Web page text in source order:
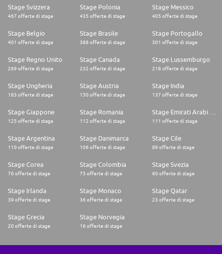
Stage Svizzera
467 offerte di stage
Stage Polonia
435 offerte di stage
Stage Messico
405 offerte di stage
Stage Belgio
401 offerte di stage
Stage Brasile
388 offerte di stage
Stage Portogallo
301 offerte di stage
Stage Regno Unito
269 offerte di stage
Stage Canada
232 offerte di stage
Stage Lussemburgo
218 offerte di stage
Stage Ungheria
183 offerte di stage
Stage Austria
150 offerte di stage
Stage India
137 offerte di stage
Stage Giappone
125 offerte di stage
Stage Romania
112 offerte di stage 111 offerte di stage
Stage Argentina
110 offerte di stage
Stage Danimarca
106 offerte di stage
Stage Cile
89 offerte di stage
Stage Corea
76 offerte di stage
Stage Colombia
75 offerte di stage
Stage Svezia
60 offerte di stage
Stage Irlanda
39 offerte di stage
Stage Monaco
36 offerte di stage
Stage Qatar
23 offerte di stage
Stage Grecia
20 offerte di stage
Stage Norvegia
16 offerte di stage